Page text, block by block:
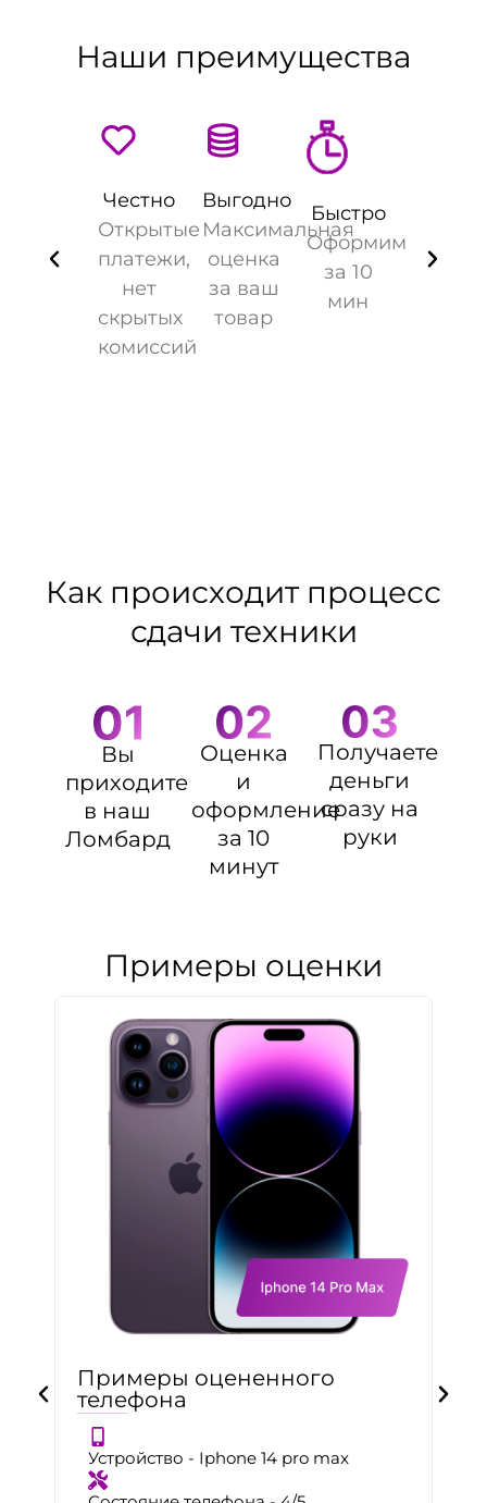
Наши преимущества
Честно
Открытые
платежи,
нет
скрытых
комиссий
Выгодно
Максимальная
оценка
за ваш
товар
Быстро
Оформим
за 10
мин
Как происходит процесс
сдачи техники
Вы
приходите
в наш
Ломбард
Оценка
и
оформление
за 10
минут
Получаете
деньги
сразу на
руки
Примеры оценки
Примеры оцененного
телефона
Устройство - Iphone 14 pro max